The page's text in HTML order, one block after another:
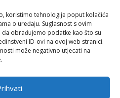
koristimo tehnologije poput kolačića
o uređaju. Suglasnost s ovim
obrađujemo podatke kao što su
ID-ovi na ovoj web stranici.
može negativno utjecati na
privatnosti